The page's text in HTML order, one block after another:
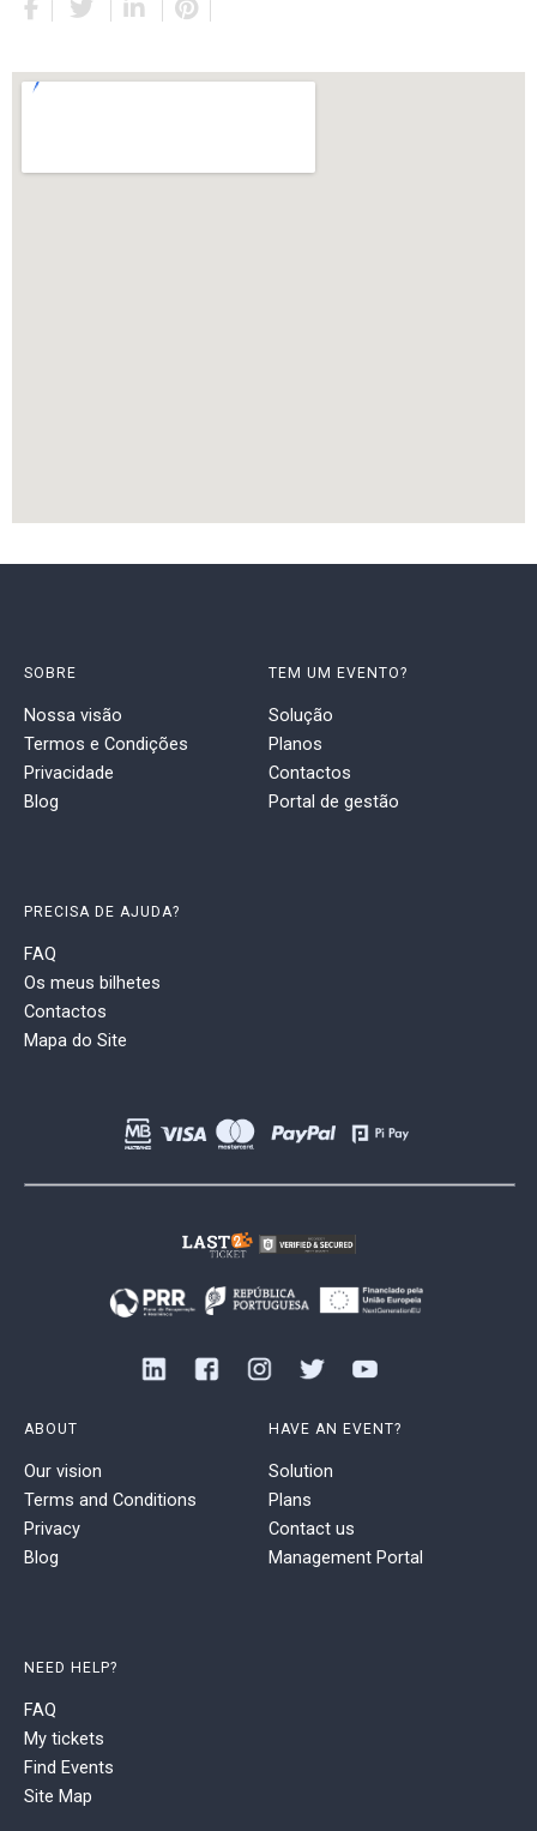
SOBRE
Nossa visão
Termos e Condições
Privacidade
Blog
TEM UM EVENTO?
Solução
Planos
Contactos
Portal de gestão
PRECISA DE AJUDA?
FAQ
Os meus bilhetes
Contactos
Mapa do Site
ABOUT
Our vision
Terms and Conditions
Privacy
Blog
HAVE AN EVENT?
Solution
Plans
Contact us
Management Portal
NEED HELP?
FAQ
My tickets
Find Events
Site Map